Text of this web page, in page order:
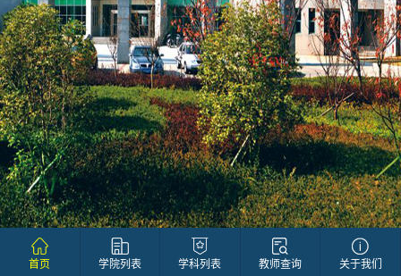
首页 学院列表 学科列表 教师查询 关于我们